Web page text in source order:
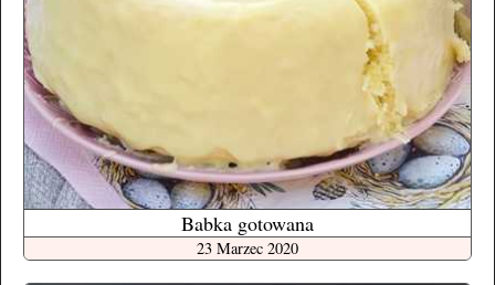
Babka gotowana
23 Marzec 2020